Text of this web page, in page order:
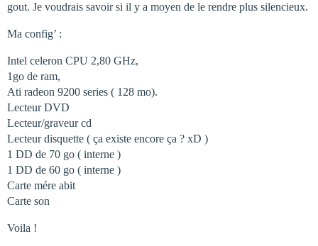
gout. Je voudrais savoir si il y a moyen de le rendre plus silencieux.
Ma config’ :
Intel celeron CPU 2,80 GHz,
1go de ram,
Ati radeon 9200 series ( 128 mo).
Lecteur DVD
Lecteur/graveur cd
Lecteur disquette ( ça existe encore ça ? xD )
1 DD de 70 go ( interne )
1 DD de 60 go ( interne )
Carte mére abit
Carte son
Voila !